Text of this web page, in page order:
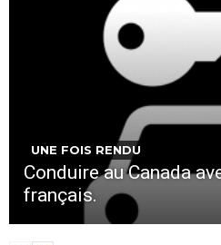
UNE FOIS RENDU
Conduire au Canada
français.